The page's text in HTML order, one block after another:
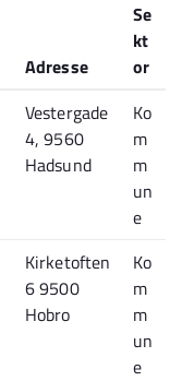
Adresse
Se
kt
or
Vestergade
4, 9560
Hadsund
Ko
m
m
un
e
Kirketoften
6 9500
Hobro
Ko
m
m
un
e